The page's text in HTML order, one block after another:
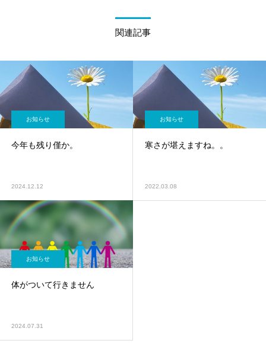
関連記事
お知らせ
今年も残り僅か。
2024.12.12
お知らせ
寒さが堪えますね。。
2022.03.08
お知らせ
体がついて行きません
2024.07.31